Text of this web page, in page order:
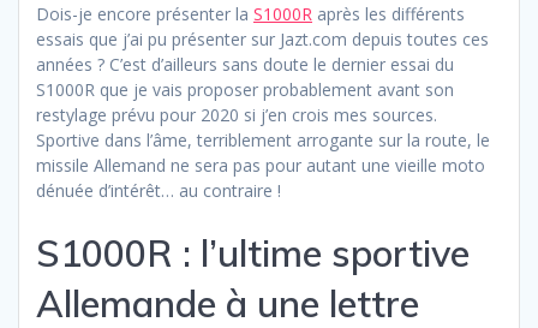
Dois-je encore présenter la S1000R après les différents
essais que j’ai pu présenter sur Jazt.com depuis toutes ces
années ? C’est d’ailleurs sans doute le dernier essai du
S1000R que je vais proposer probablement avant son
restylage prévu pour 2020 si j’en crois mes sources.
Sportive dans l’âme, terriblement arrogante sur la route, le
missile Allemand ne sera pas pour autant une vieille moto
dénuée d’intérêt… au contraire !
S1000R : l’ultime sportive
Allemande à une lettre